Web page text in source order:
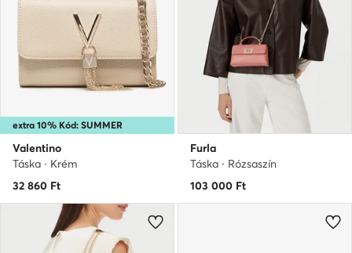
extra 10% Kód: SUMMER
Valentino
Táska · Krém
32 860 Ft
Furla
Táska · Rózsaszín
103 000 Ft